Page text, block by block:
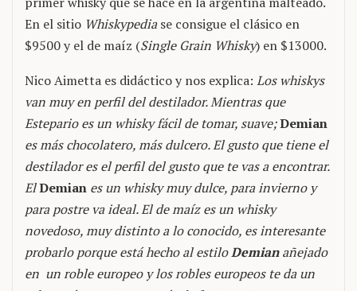
En el sitio Whiskypediase consigue el clásico en
$9500 y el de maíz (Single Grain Whisky) en $13000.
Nico Aimetta es didáctico y nos explica: Los whiskys
van muy en perfil del destilador. Mientras que
Estepario es un whisky fácil de tomar, suave;Demian
es más chocolatero, más dulcero. El gusto que tiene el
destilador es el perfil del gusto que te vas a encontrar.
ElDemian es un whisky muy dulce, para invierno y
para postre va ideal. El de maíz es un whisky
novedoso, muy distinto a lo conocido, es interesante
probarlo porque está hecho al estiloDemianañejado
en un roble europeo y los robles europeos te da un